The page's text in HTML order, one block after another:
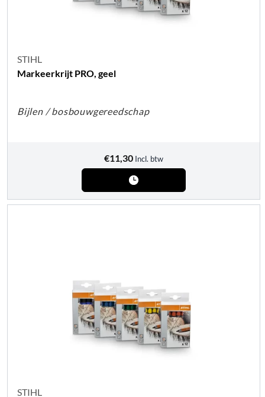
STIHL
Markeerkrijt PRO, geel
Bijlen / bosbouwgereedschap
€11,30 Incl. btw
STIHL